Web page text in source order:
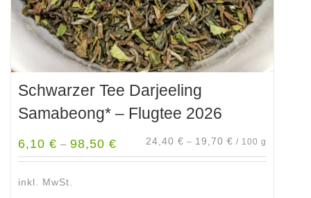
werden
Schwarzer Tee Darjeeling
Samabeong* – Flugtee 2026
6,10 € – 98,50 € 24,40 € – 19,70 € / 100 g
inkl. MwSt.